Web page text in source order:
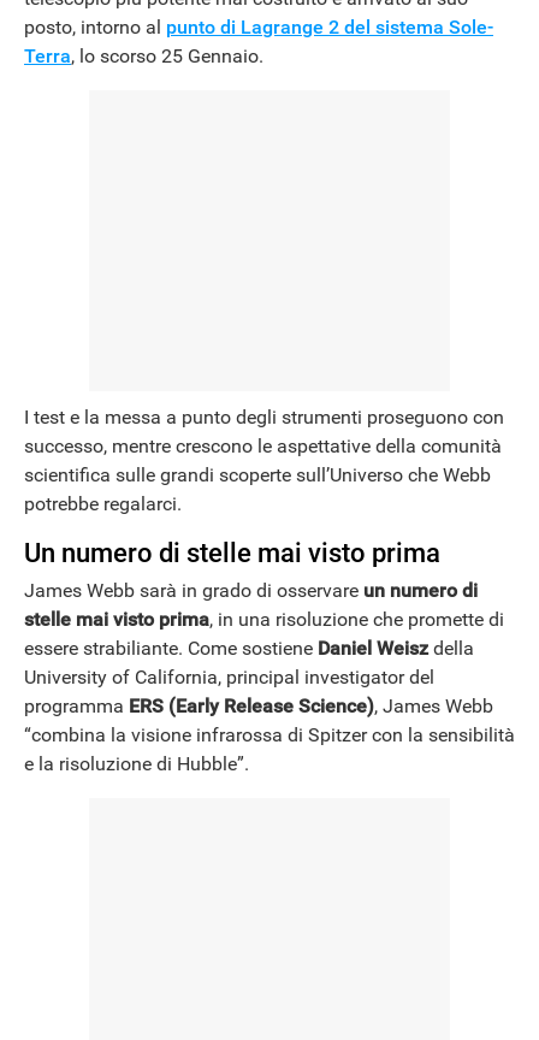
NEWS
posto, intorno al punto di Lagrange 2 del sistema Sole-
Terra, lo scorso 25 Gennaio.
I test e la messa a punto degli strumenti proseguono con
successo, mentre crescono le aspettative della comunità
scientifica sulle grandi scoperte sull’Universo che Webb
potrebbe regalarci.
Un numero di stelle mai visto prima
James Webb sarà in grado di osservare un numero di
stelle mai visto prima, in una risoluzione che promette di
essere strabiliante. Come sostiene Daniel Weiszdella
University of California, principal investigator del
programma ERS (Early Release Science), James Webb
“combina la visione infrarossa di Spitzer con la sensibilità
e la risoluzione di Hubble”.